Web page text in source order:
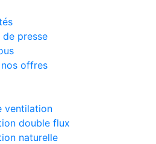
de presse
offres
ventilation
double flux
naturelle